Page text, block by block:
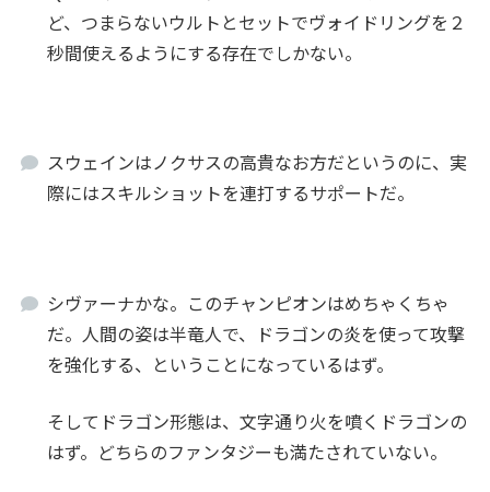
ど、つまらないウルトとセットでヴォイドリングを２
秒間使えるようにする存在でしかない。
スウェインはノクサスの高貴なお方だというのに、実
際にはスキルショットを連打するサポートだ。
シヴァーナかな。このチャンピオンはめちゃくちゃ
だ。人間の姿は半竜人で、ドラゴンの炎を使って攻撃
を強化する、ということになっているはず。
そしてドラゴン形態は、文字通り火を噴くドラゴンの
はず。どちらのファンタジーも満たされていない。